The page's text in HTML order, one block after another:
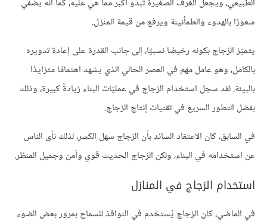
شعورًا بالهدوء والطمأنينة ويرفع من قيمة المنزل.
يتميّز الزجاج بكونه رخيصًا نسبيًا، إلى جانب القدرة على إعادة تدويره
بالكامل، وهو عامل مهم في العصر الحالي الذي يشهد اهتمامًا متزايدًا
بالبيئة. لقد سجل استخدام الزجاج في عمليّات البناء زيادةً كبيرة، وذلك
بفضل التطور السريع في تقنيات إنتاج الزجاج.
في السابق، كان الاعتقاد السائد بأن الزجاج سهل الكسر، لذلك نأى الناس
عن استخدامه في البناء، ولكن الزجاج الحديث قوي وآمن وجميل المنظر.
استخدام الزجاج في المنازل
في الماضي، كان الزجاج يُستخدم في النوافذ للسماح بمرور بعض الضوء